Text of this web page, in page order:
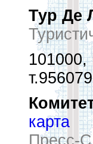
Тур Де
карта
Пресс-